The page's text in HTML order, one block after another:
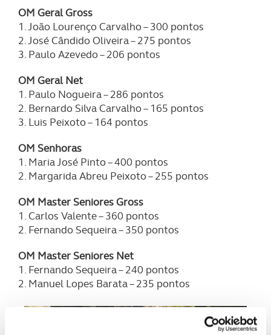
OM Geral Gross
1. João Lourenço Carvalho – 300 pontos
2. José Cândido Oliveira – 275 pontos
3. Paulo Azevedo – 206 pontos
OM Geral Net
1. Paulo Nogueira – 286 pontos
2. Bernardo Silva Carvalho – 165 pontos
3. Luis Peixoto – 164 pontos
OM Senhoras
1. Maria José Pinto – 400 pontos
2. Margarida Abreu Peixoto – 255 pontos
OM Master Seniores Gross
1. Carlos Valente – 360 pontos
2. Fernando Sequeira – 350 pontos
OM Master Seniores Net
1. Fernando Sequeira – 240 pontos
2. Manuel Lopes Barata – 235 pontos